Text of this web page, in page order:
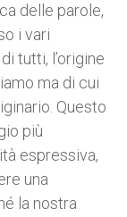
delle parole,
i vari
tutti, l’origine
ma di cui
Questo
più
espressiva,
una
la nostra